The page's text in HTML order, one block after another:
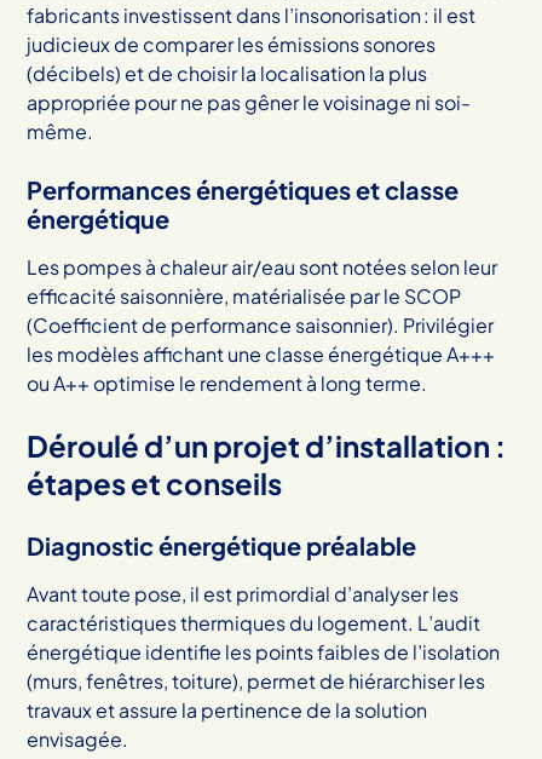
fabricants investissent dans l’insonorisation : il est
judicieux de comparer les émissions sonores
(décibels) et de choisir la localisation la plus
appropriée pour ne pas gêner le voisinage ni soi-
même.
Performances énergétiques et classe
énergétique
Les pompes à chaleur air/eau sont notées selon leur
efficacité saisonnière, matérialisée par le SCOP
(Coefficient de performance saisonnier). Privilégier
les modèles affichant une classe énergétique A+++
ou A++ optimise le rendement à long terme.
Déroulé d’un projet d’installation :
étapes et conseils
Diagnostic énergétique préalable
Avant toute pose, il est primordial d’analyser les
caractéristiques thermiques du logement. L’audit
énergétique identifie les points faibles de l’isolation
(murs, fenêtres, toiture), permet de hiérarchiser les
travaux et assure la pertinence de la solution
envisagée.